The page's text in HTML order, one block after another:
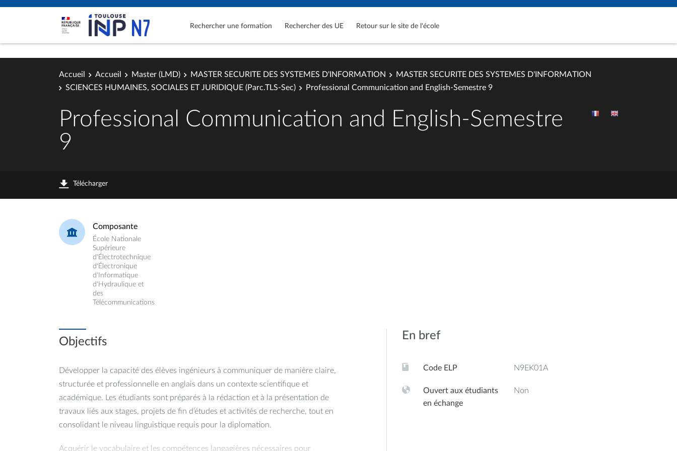
Rechercher une formation Rechercher des UE Retour sur le site de l'école
Accueil Accueil Master (LMD) MASTER SECURITE DES SYSTEMES D'INFORMATION
MASTER SECURITE DES SYSTEMES D'INFORMATION
SCIENCES HUMAINES, SOCIALES ET JURIDIQUE (Parc.TLS-Sec)
Professional Communication and English-Semestre 9
Professional Communication and English-Semestre
9
Télécharger
Composante
École Nationale
Supérieure
d'Électrotechnique
d'Électronique
d'Informatique
d'Hydraulique et
des
Télécommunications
Objectifs
Développer la capacité des élèves ingénieurs à communiquer de manière claire,
structurée et professionnelle en anglais dans un contexte scientifique et
académique. Les étudiants sont préparés à la rédaction et à la présentation de
travaux liés aux stages, projets de fin d’études et activités de recherche, tout en
consolidant le niveau linguistique requis pour la diplomation.
Acquérir le vocabulaire et les compétences langagières nécessaires pour
En bref
Code ELP N9EK01A
Ouvert aux étudiants
en échange
Non